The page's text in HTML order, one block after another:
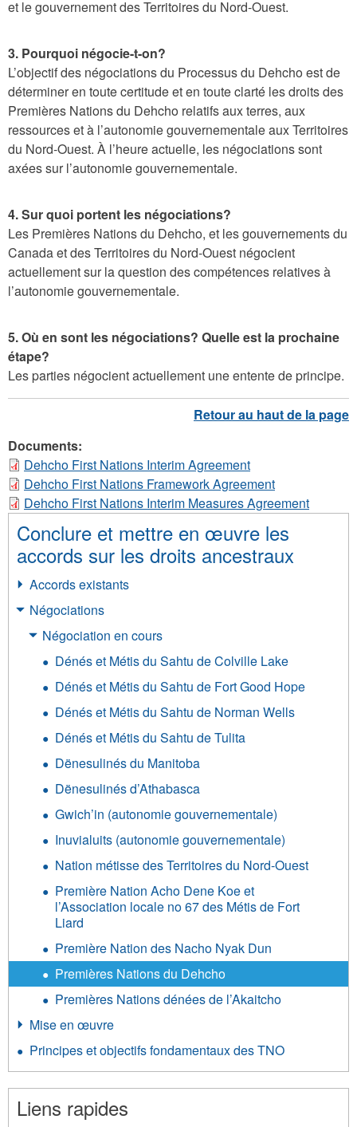
s
g
r
e
e
m
e
t
A
r
e
et le gouvernement des Territoires du Nord-Ouest.
3. Pourquoi négocie-t-on?
L’objectif des négociations du Processus du Dehcho est de
déterminer en toute certitude et en toute clarté les droits des
Premières Nations du Dehcho relatifs aux terres, aux
ressources et à l’autonomie gouvernementale aux Territoires
du Nord‑Ouest. À l’heure actuelle, les négociations sont
axées sur l’autonomie gouvernementale.
4. Sur quoi portent les négociations?
Les Premières Nations du Dehcho, et les gouvernements du
Canada et des Territoires du Nord-Ouest négocient
actuellement sur la question des compétences relatives à
l’autonomie gouvernementale.
5. Où en sont les négociations? Quelle est la prochaine
étape?
Les parties négocient actuellement une entente de principe.
Documents:
Dehcho First Nations Interim Agreement
Dehcho First Nations Framework Agreement
Dehcho First Nations Interim Measures Agreement
Conclure et mettre en œuvre les
accords sur les droits ancestraux
Accords existants
Négociations
Négociation en cours
Dénés et Métis du Sahtu de Colville Lake
Dénés et Métis du Sahtu de Fort Good Hope
Dénés et Métis du Sahtu de Norman Wells
Dénés et Métis du Sahtu de Tulita
Dënesulinés du Manitoba
Dënesulinés d’Athabasca
Gwich’in (autonomie gouvernementale)
Inuvialuits (autonomie gouvernementale)
Nation métisse des Territoires du Nord-Ouest
Première Nation Acho Dene Koe et
l’Association locale no 67 des Métis de Fort
Liard
Première Nation des Nacho Nyak Dun
Premières Nations du Dehcho
Premières Nations dénées de l’Akaitcho
Mise en œuvre
Principes et objectifs fondamentaux des TNO
Liens rapides